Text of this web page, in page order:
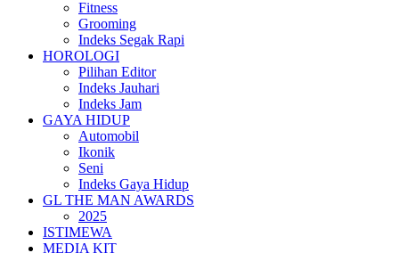
Fitness
Grooming
Indeks Segak Rapi
HOROLOGI
Pilihan Editor
Indeks Jauhari
Indeks Jam
GAYA HIDUP
Automobil
Ikonik
Seni
Indeks Gaya Hidup
GL THE MAN AWARDS
2025
ISTIMEWA
MEDIA KIT